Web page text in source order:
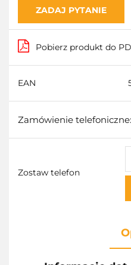
ZADAJ PYTANIE
Pobierz produkt do
EAN
Zamówienie
Zostaw telefon